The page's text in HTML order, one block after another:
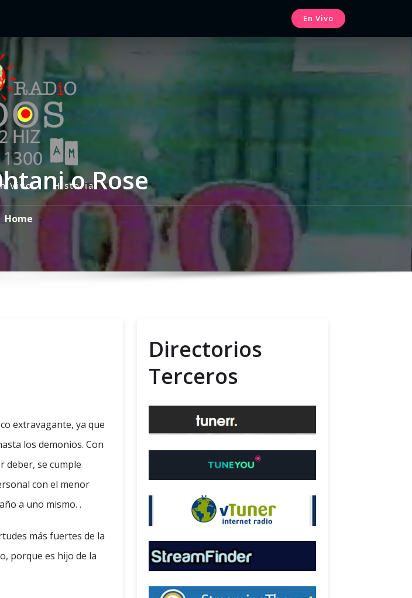
En Vivo
Vivo Historia
o Rose
Home
extravagante, ya que
los demonios. Con
deber, se cumple
con el menor
a uno mismo. .
más fuertes de la
porque es hijo de la
Directorios
Terceros